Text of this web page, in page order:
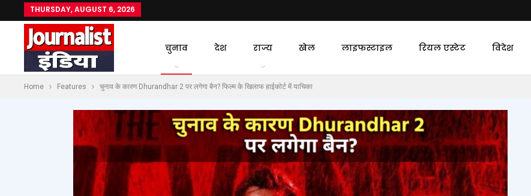
THURSDAY, AUGUST 6, 2026
चुनाव देश राज्य खेल लाइफस्टाइल रियल एस्टेट विदेश
Home Features चुनाव के कारण Dhurandhar 2 पर लगेगा बैन? फिल्म के खिलाफ हाईकोर्ट में याचिका